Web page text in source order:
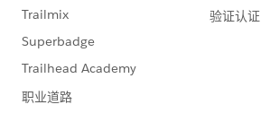
新規ユーザーまたはサーバー管理者
可視化（Viz）やデータフローの理
分析をこれから始める方にとっても
です。ぜひ、ご自身のレベルや目的